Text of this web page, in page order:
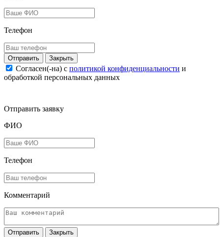
Телефон
Закрыть
Согласен(-на) c политикой конфиденциальности и
обработкой персональных данных
Отправить заявку
ФИО
Телефон
Комментарий
Закрыть